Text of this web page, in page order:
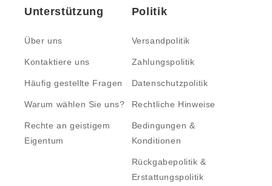
Unterstützung
Über uns
Kontaktiere uns
Häufig gestellte Fragen
Warum wählen Sie uns?
Rechte an geistigem
Eigentum
Politik
Versandpolitik
Zahlungspolitik
Datenschutzpolitik
Rechtliche Hinweise
Bedingungen &
Konditionen
Rückgabepolitik &
Erstattungspolitik